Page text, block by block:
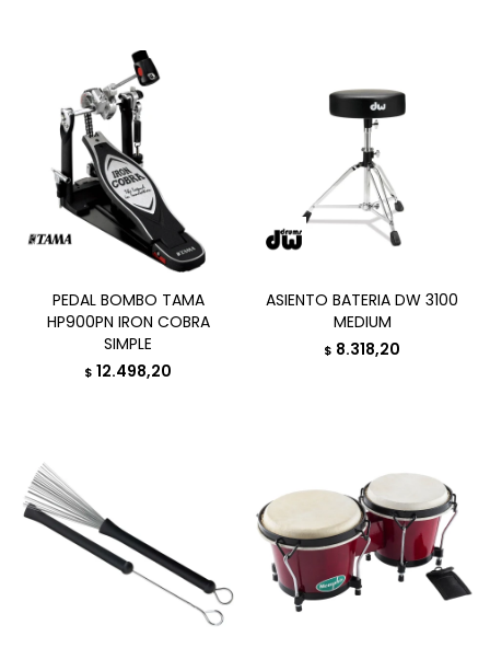
PEDAL BOMBO TAMA
HP900PN IRON COBRA
SIMPLE
$ 12.498,20
ASIENTO BATERIA DW 3100
MEDIUM
$ 8.318,20